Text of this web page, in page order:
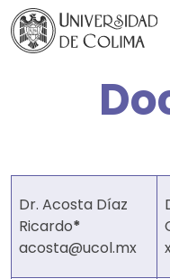
Dr. Acosta Díaz
Ricardo*
acosta@ucol.mx